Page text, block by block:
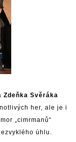
Zdeňka Svěráka
her, ale je i
„cimrmanů“
úhlu.